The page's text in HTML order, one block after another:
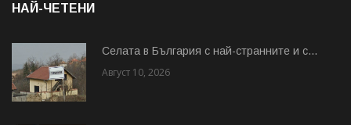
НАЙ-ЧЕТЕНИ
Cелата в България с най-странните и с...
Август 10, 2026